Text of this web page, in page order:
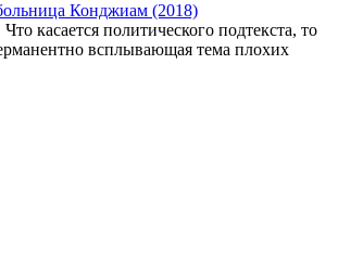
Конджиам (2018)
касается политического подтекста, то
всплывающая тема плохих